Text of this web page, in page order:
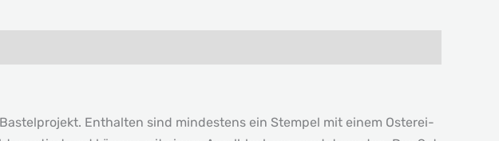
Enthalten sind mindestens ein Stempel mit einem Osterei-